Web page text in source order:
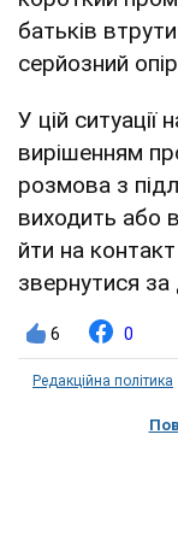
батьків
серйозний
У цій ситуації
вирішенням
розмова з
виходить або
йти на
звернутися
6 0
Редакційна політика